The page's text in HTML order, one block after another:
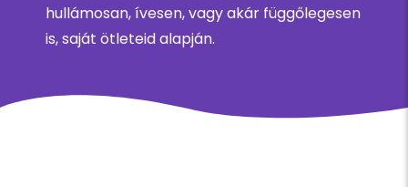
hullámosan, ívesen, vagy akár függőlegesen
is, saját ötleteid alapján.